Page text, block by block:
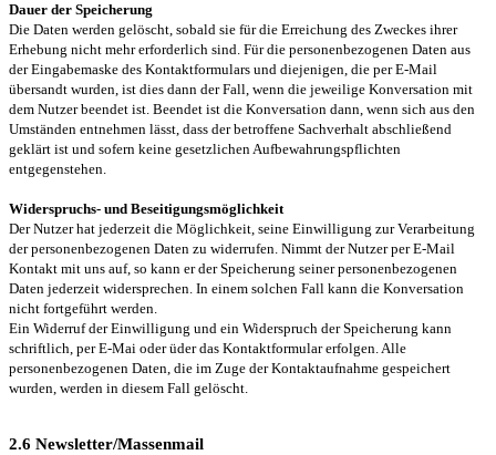
Dauer der Speicherung
Die Daten werden gelöscht, sobald sie für die Erreichung des Zweckes ihrer
Erhebung nicht mehr erforderlich sind. Für die personenbezogenen Daten aus
der Eingabemaske des Kontaktformulars und diejenigen, die per E-Mail
übersandt wurden, ist dies dann der Fall, wenn die jeweilige Konversation mit
dem Nutzer beendet ist. Beendet ist die Konversation dann, wenn sich aus den
Umständen entnehmen lässt, dass der betroffene Sachverhalt abschließend
geklärt ist und sofern keine gesetzlichen Aufbewahrungspflichten
entgegenstehen.
Widerspruchs- und Beseitigungsmöglichkeit
Der Nutzer hat jederzeit die Möglichkeit, seine Einwilligung zur Verarbeitung
der personenbezogenen Daten zu widerrufen. Nimmt der Nutzer per E-Mail
Kontakt mit uns auf, so kann er der Speicherung seiner personenbezogenen
Daten jederzeit widersprechen. In einem solchen Fall kann die Konversation
nicht fortgeführt werden.
Ein Widerruf der Einwilligung und ein Widerspruch der Speicherung kann
schriftlich, per E-Mai oder üder das Kontaktformular erfolgen. Alle
personenbezogenen Daten, die im Zuge der Kontaktaufnahme gespeichert
wurden, werden in diesem Fall gelöscht.
2.6 Newsletter/Massenmail